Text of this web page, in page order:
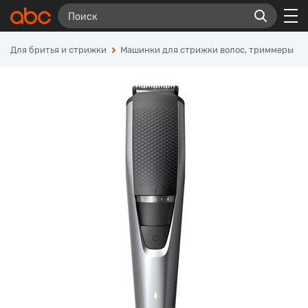
Для бритья и стрижки Машинки для стрижки волос, триммеры